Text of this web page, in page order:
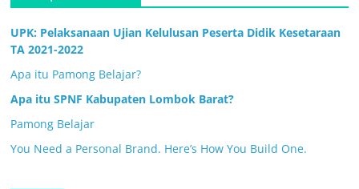
UPK: Pelaksanaan Ujian Kelulusan Peserta Didik Kesetaraan
TA 2021-2022
Apa itu Pamong Belajar?
Apa itu SPNF Kabupaten Lombok Barat?
Pamong Belajar
You Need a Personal Brand. Here’s How You Build One.